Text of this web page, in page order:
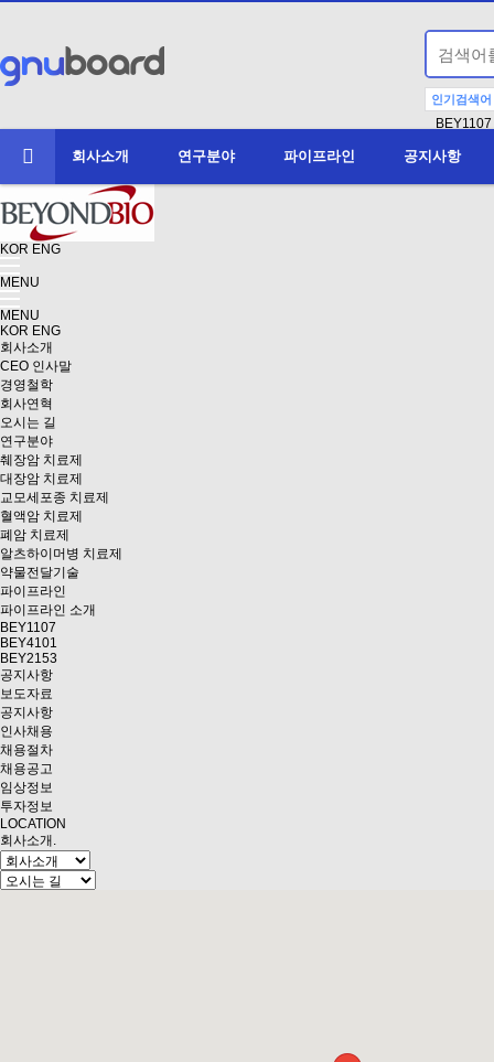
인기검색어
BEY1107
회사소개 연구분야 파이프라인 공지사항
KOR ENG
MENU
MENU
KOR ENG
회사소개
CEO 인사말
경영철학
회사연혁
오시는 길
연구분야
췌장암 치료제
대장암 치료제
교모세포종 치료제
혈액암 치료제
폐암 치료제
알츠하이머병 치료제
약물전달기술
파이프라인
파이프라인 소개
BEY1107
BEY4101
BEY2153
공지사항
보도자료
공지사항
인사채용
채용절차
채용공고
임상정보
투자정보
LOCATION
회사소개 .